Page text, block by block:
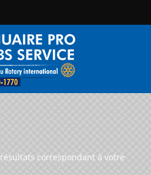
résultats correspondant à votre